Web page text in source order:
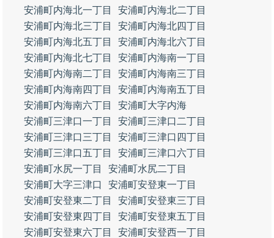
安浦町内海北一丁目
安浦町内海北二丁目
安浦町内海北三丁目
安浦町内海北四丁目
安浦町内海北五丁目
安浦町内海北六丁目
安浦町内海北七丁目
安浦町内海南一丁目
安浦町内海南二丁目
安浦町内海南三丁目
安浦町内海南四丁目
安浦町内海南五丁目
安浦町内海南六丁目
安浦町大字内海
安浦町三津口一丁目
安浦町三津口二丁目
安浦町三津口三丁目
安浦町三津口四丁目
安浦町三津口五丁目
安浦町三津口六丁目
安浦町水尻一丁目
安浦町水尻二丁目
安浦町大字三津口
安浦町安登東一丁目
安浦町安登東二丁目
安浦町安登東三丁目
安浦町安登東四丁目
安浦町安登東五丁目
安浦町安登東六丁目
安浦町安登西一丁目